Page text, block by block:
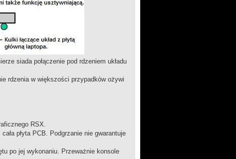
siada połączenie pod rdzeniem układu
rdzenia w większości przypadków ożywi
RSX.
płyta PCB. Podgrzanie nie gwarantuje
po jej wykonaniu. Przeważnie konsole